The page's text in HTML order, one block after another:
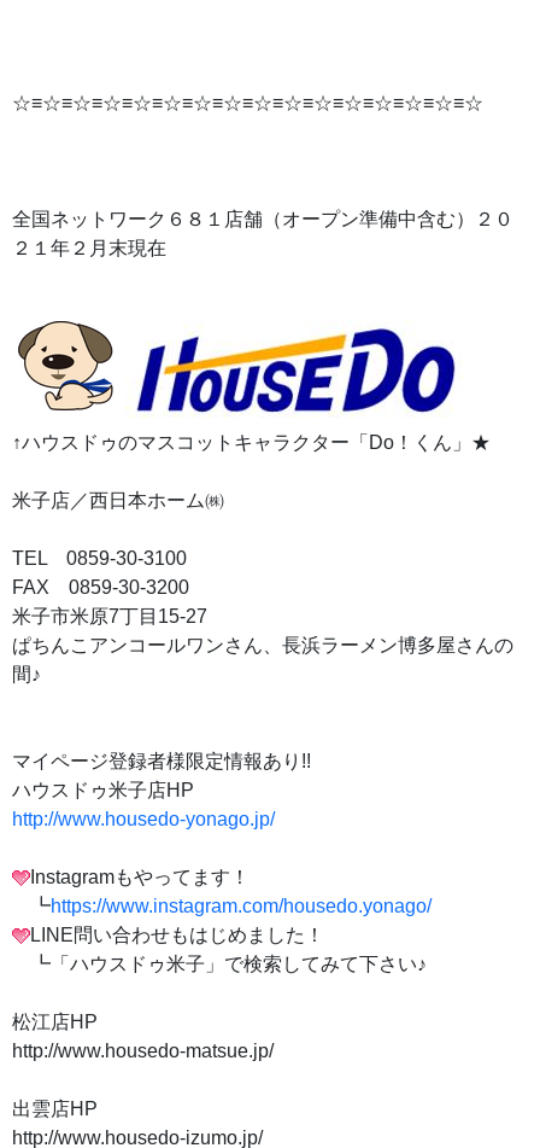
☆≡☆≡☆≡☆≡☆≡☆≡☆≡☆≡☆≡☆≡☆≡☆≡☆≡☆≡☆≡☆
全国ネットワーク６８１店舗（オープン準備中含む）２０
２１年２月末現在
↑ハウスドゥのマスコットキャラクター「Do！くん」★
米子店／西日本ホーム㈱
TEL 0859-30-3100
FAX 0859-30-3200
米子市米原7丁目15-27
ぱちんこアンコールワンさん、長浜ラーメン博多屋さんの
間♪
マイページ登録者様限定情報あり!!
ハウスドゥ米子店HP
http://www.housedo-yonago.jp/
Instagramもやってます！
┗https://www.instagram.com/housedo.yonago/
LINE問い合わせもはじめました！
┗「ハウスドゥ米子」で検索してみて下さい♪
松江店HP
http://www.housedo-matsue.jp/
出雲店HP
http://www.housedo-izumo.jp/